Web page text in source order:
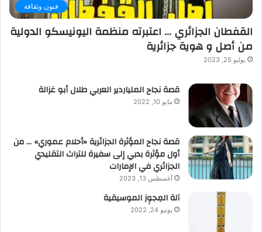
فنون وثقافة
القفطان الجزائري … اعتبرته منظمة اليونيسكو الدولية
من أصل و هوية جزائرية
يوليو 25, 2023
قصة نجاح الملياردير العربي طلال أبو غزالة
مايو 10, 2022
قصة نجاح المؤثرة الجزائرية «أحلام عموري» … من
أول مؤثرة بدبي إلى سفيرة للتراث التقليدي
الجزائري في الإمارات
أغسطس 13, 2023
آلة المِجوِز الموسيقية‎‎
يونيو 24, 2022